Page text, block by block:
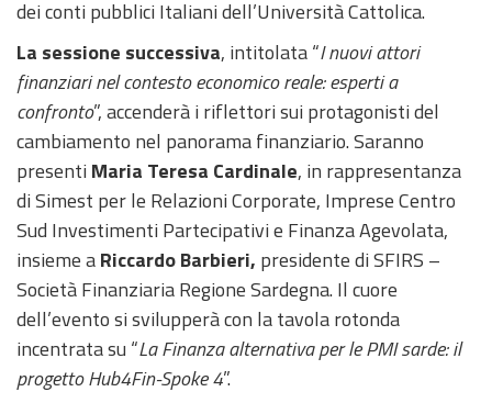
dei conti pubblici Italiani dell’Università Cattolica.
La sessione successiva, intitolata “I nuovi attori
finanziari nel contesto economico reale: esperti a
confronto”, accenderà i riflettori sui protagonisti del
cambiamento nel panorama finanziario. Saranno
presenti Maria Teresa Cardinale, in rappresentanza
di Simest per le Relazioni Corporate, Imprese Centro
Sud Investimenti Partecipativi e Finanza Agevolata,
insieme aRiccardo Barbieri, presidente di SFIRS –
Società Finanziaria Regione Sardegna. Il cuore
dell’evento si svilupperà con la tavola rotonda
incentrata su “La Finanza alternativa per le PMI sarde: il
progetto Hub4Fin-Spoke 4”.